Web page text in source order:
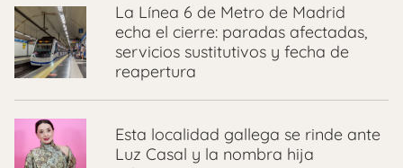
La Línea 6 de Metro de Madrid
echa el cierre: paradas afectadas,
servicios sustitutivos y fecha de
reapertura
Esta localidad gallega se rinde ante
Luz Casal y la nombra hija